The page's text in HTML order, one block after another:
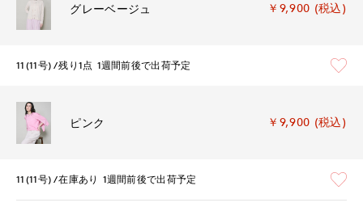
グレーベージュ ￥9,900 (税込)
11(11号) 残り1点 1週間前後で出荷予定
ピンク ￥9,900 (税込)
11(11号) 在庫あり 1週間前後で出荷予定